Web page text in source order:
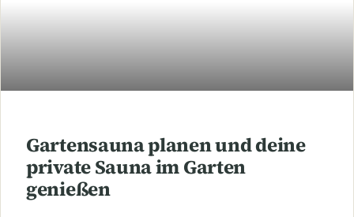
Gartensauna planen und deine
private Sauna im Garten
genießen